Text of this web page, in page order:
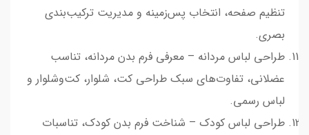
تنظیم صفحه، انتخاب پس‌زمینه و مدیریت ترکیب‌بندی
بصری.
طراحی لباس مردانه – معرفی فرم بدن مردانه، تناسب
عضلانی، تفاوت‌های سبک طراحی کت، شلوار، کت‌وشلوار و
لباس رسمی.
طراحی لباس کودک – شناخت فرم بدن کودک، تناسبات